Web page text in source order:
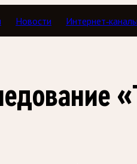
Новости Интернет-каналы